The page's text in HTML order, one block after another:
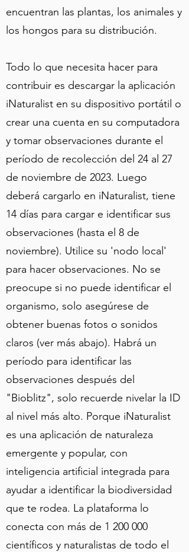
encuentran las plantas, los animales y
los hongos para su distribución.
Todo lo que necesita hacer para
contribuir es descargar la aplicación
iNaturalist en su dispositivo portátil o
crear una cuenta en su computadora
y tomar observaciones durante el
período de recolección del 24 al 27
de noviembre de 2023. Luego
deberá cargarlo en iNaturalist, tiene
14 días para cargar e identificar sus
observaciones (hasta el 8 de
noviembre). Utilice su 'nodo local'
para hacer observaciones. No se
preocupe si no puede identificar el
organismo, solo asegúrese de
obtener buenas fotos o sonidos
claros (ver más abajo). Habrá un
período para identificar las
observaciones después del
"Bioblitz", solo recuerde nivelar la ID
al nivel más alto. Porque iNaturalist
es una aplicación de naturaleza
emergente y popular, con
inteligencia artificial integrada para
ayudar a identificar la biodiversidad
que te rodea. La plataforma lo
conecta con más de 1 200 000
científicos y naturalistas de todo el